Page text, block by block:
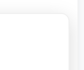
opiekun